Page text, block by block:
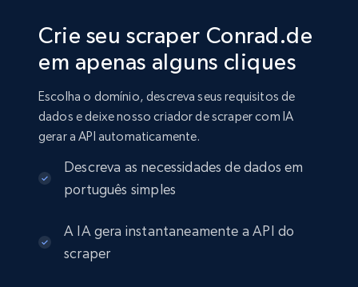
Crie seu scraper Conrad.de
em apenas alguns cliques
Escolha o domínio, descreva seus requisitos de
dados e deixe nosso criador de scraper com IA
gerar a API automaticamente.
Descreva as necessidades de dados em
português simples
A IA gera instantaneamente a API do
scraper